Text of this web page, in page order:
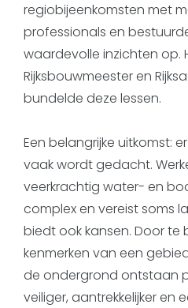
regiobijeenkomsten met
professionals en
waardevolle inzichten op.
Rijksbouwmeester en
bundelde deze lessen.
Een belangrijke uitkomst:
vaak wordt gedacht.
veerkrachtig water- en
complex en vereist soms
biedt ook kansen. Door te
kenmerken van een
de ondergrond ontstaan
veiliger, aantrekkelijker en